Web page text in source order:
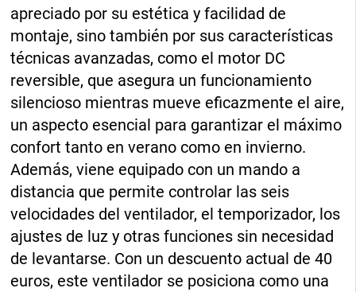
apreciado por su estética y facilidad de
montaje, sino también por sus características
técnicas avanzadas, como el motor DC
reversible, que asegura un funcionamiento
silencioso mientras mueve eficazmente el aire,
un aspecto esencial para garantizar el máximo
confort tanto en verano como en invierno.
Además, viene equipado con un mando a
distancia que permite controlar las seis
velocidades del ventilador, el temporizador, los
ajustes de luz y otras funciones sin necesidad
de levantarse. Con un descuento actual de 40
euros, este ventilador se posiciona como una